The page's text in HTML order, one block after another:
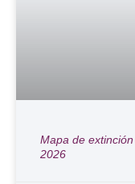
Mapa de
2026